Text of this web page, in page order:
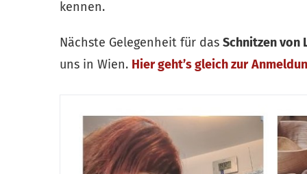
kennen.
Nächste Gelegenheit für das Schnitzen von
uns in Wien. Hier geht’s gleich zur